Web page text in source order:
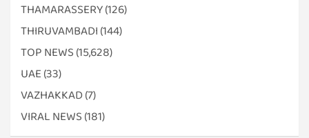
THAMARASSERY(126)
THIRUVAMBADI (144)
TOP NEWS (15,628)
UAE (33)
VAZHAKKAD(7)
VIRAL NEWS (181)